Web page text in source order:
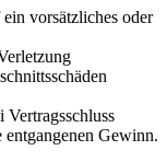
vorsätzliches oder
entgangenen Gewinn.